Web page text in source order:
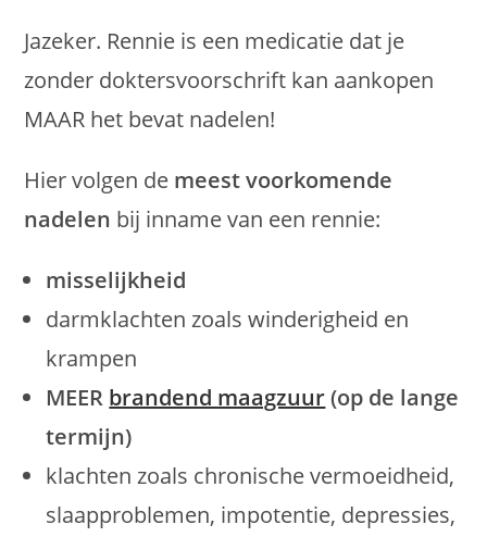
Jazeker. Rennie is een medicatie dat je
zonder doktersvoorschrift kan aankopen
MAAR het bevat nadelen!
Hier volgen de meest voorkomende
nadelen bij inname van een rennie:
misselijkheid
darmklachten zoals winderigheid en
krampen
MEER brandend maagzuur(op de lange
termijn)
klachten zoals chronische vermoeidheid,
slaapproblemen, impotentie, depressies,